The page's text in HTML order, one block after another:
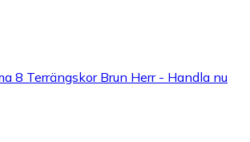
8 Terrängskor Brun Herr - Handla nu